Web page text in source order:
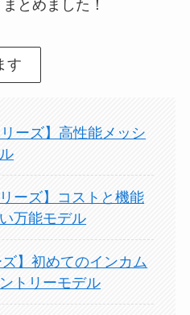
とめました！
す
リーズ】高性能メッシ
ーズ】コストと機能
万能モデル
ズ】初めてのインカム
トリーモデル